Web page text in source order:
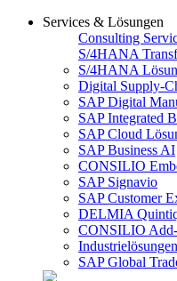
Services & Lösungen
Consulting
S/4HANA
S/4HANA
Digital Supply-
SAP Digital
SAP Integrated
SAP Cloud
SAP Business AI
CONSILIO
SAP Signavio
SAP Customer
DELMIA
CONSILIO
Industrielösungen
SAP Global